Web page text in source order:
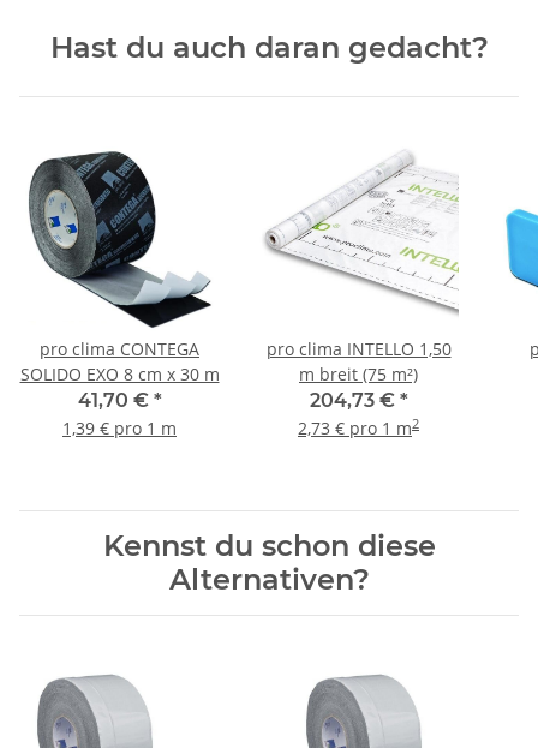
Hast du auch daran gedacht?
pro clima CONTEGA
SOLIDO EXO 8 cm x 30 m
41,70 € *
1,39 € pro 1 m
pro clima INTELLO 1,50
m breit (75 m²)
204,73 € *
2,73 € pro 1 m2
Kennst du schon diese
Alternativen?